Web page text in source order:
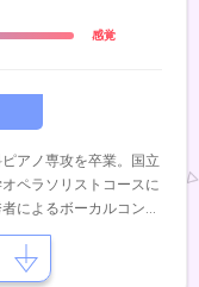
アノ専攻を卒業。国立
ペラソリストコースに
によるボーカルコンサ
ッツィ氏の公開レッス
夕鶴」つう役、「フィ
ッテ」フィオルディリ
感覚